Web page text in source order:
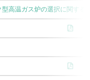
高温ガス炉の選択に関する